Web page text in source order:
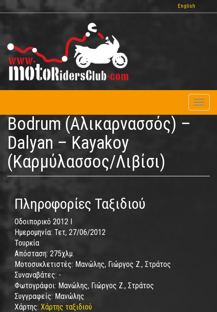
Παράκαμψη
προς
περιεχόμενο
English
Bodrum (Αλικαρνασσός) –
Dalyan – Kayakoy
(Καρμύλασσος/Λιβίσι)
Πληροφορίες Ταξιδιού
Οδοιπορικό 2012 I
Ημερομηνία: Τετ, 27/06/2012
Τουρκία
Απόσταση: 275χλμ.
Μοτοσυκλετιστές: Μανώλης, Γιώργος Ζ., Στράτος
Συναναβάτες: -
Φωτογράφοι: Μανώλης, Γιώργος Ζ., Στράτος
Συγγραφείς: Μανώλης
Χάρτης: Χάρτης ταξιδιού